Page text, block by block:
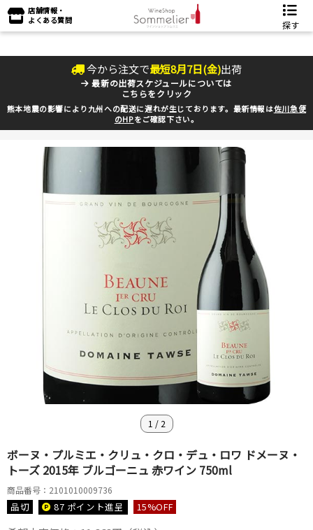
店舗情報・
よくある質問
探す
今から注文で最短8月7日(金)出荷
最新の出荷スケジュールについては
こちらをクリック
熊本地震の影響により九州への配送に遅れが生じております。最新情報は佐川急便
のHPをご確認下さい。
1 / 2
ボーヌ・プルミエ・クリュ・クロ・デュ・ロワ ドメーヌ・
トーズ 2015年 ブルゴーニュ 赤ワイン 750ml
商品番号：2101010009736
品切 87 ポイント進呈 15%OFF